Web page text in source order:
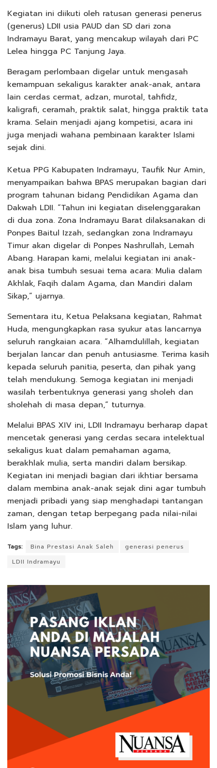
Kegiatan ini diikuti oleh ratusan generasi penerus
(generus) LDII usia PAUD dan SD dari zona
Indramayu Barat, yang mencakup wilayah dari PC
Lelea hingga PC Tanjung Jaya.
Beragam perlombaan digelar untuk mengasah
kemampuan sekaligus karakter anak-anak, antara
lain cerdas cermat, adzan, murotal, tahfidz,
kaligrafi, ceramah, praktik salat, hingga praktik tata
krama. Selain menjadi ajang kompetisi, acara ini
juga menjadi wahana pembinaan karakter Islami
sejak dini.
Ketua PPG Kabupaten Indramayu, Taufik Nur Amin,
menyampaikan bahwa BPAS merupakan bagian dari
program tahunan bidang Pendidikan Agama dan
Dakwah LDII. “Tahun ini kegiatan diselenggarakan
di dua zona. Zona Indramayu Barat dilaksanakan di
Ponpes Baitul Izzah, sedangkan zona Indramayu
Timur akan digelar di Ponpes Nashrullah, Lemah
Abang. Harapan kami, melalui kegiatan ini anak-
anak bisa tumbuh sesuai tema acara: Mulia dalam
Akhlak, Faqih dalam Agama, dan Mandiri dalam
Sikap,” ujarnya.
Sementara itu, Ketua Pelaksana kegiatan, Rahmat
Huda, mengungkapkan rasa syukur atas lancarnya
seluruh rangkaian acara. “Alhamdulillah, kegiatan
berjalan lancar dan penuh antusiasme. Terima kasih
kepada seluruh panitia, peserta, dan pihak yang
telah mendukung. Semoga kegiatan ini menjadi
wasilah terbentuknya generasi yang sholeh dan
sholehah di masa depan,” tuturnya.
Melalui BPAS XIV ini, LDII Indramayu berharap dapat
mencetak generasi yang cerdas secara intelektual
sekaligus kuat dalam pemahaman agama,
berakhlak mulia, serta mandiri dalam bersikap.
Kegiatan ini menjadi bagian dari ikhtiar bersama
dalam membina anak-anak sejak dini agar tumbuh
menjadi pribadi yang siap menghadapi tantangan
zaman, dengan tetap berpegang pada nilai-nilai
Islam yang luhur.
Tags: Bina Prestasi Anak Saleh
generasi penerus
LDII Indramayu